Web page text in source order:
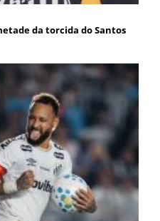
da torcida do Santos